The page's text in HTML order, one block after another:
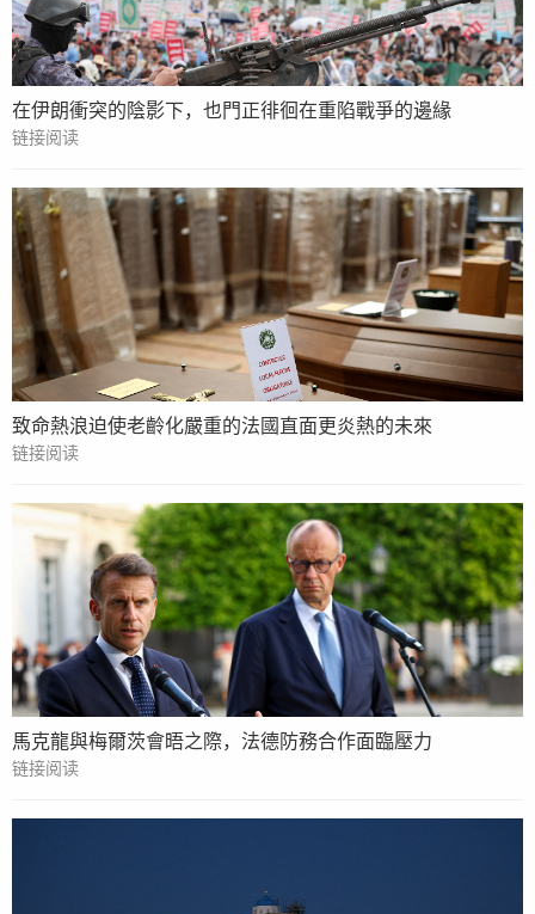
在伊朗衝突的陰影下，也門正徘徊在重陷戰爭的邊緣
链接阅读
致命熱浪迫使老齡化嚴重的法國直面更炎熱的未來
链接阅读
馬克龍與梅爾茨會晤之際，法德防務合作面臨壓力
链接阅读